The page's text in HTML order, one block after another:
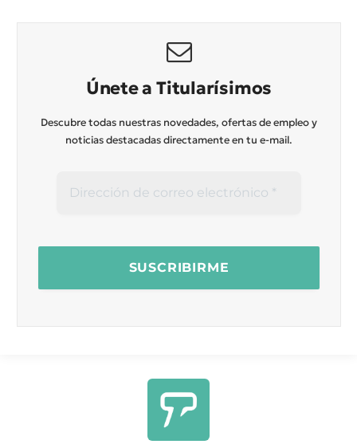
Únete a Titularísimos
Descubre todas nuestras novedades, ofertas de empleo y
noticias destacadas directamente en tu e-mail.